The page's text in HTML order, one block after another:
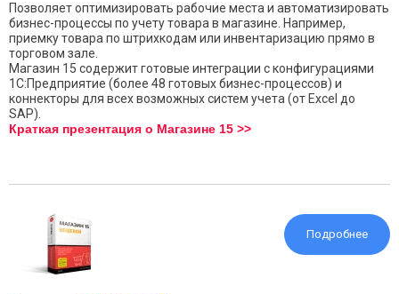
Позволяет оптимизировать рабочие места и автоматизировать
бизнес-процессы по учету товара в магазине. Например,
приемку товара по штрихкодам или инвентаризацию прямо в
торговом зале.
Магазин 15 содержит готовые интеграции с конфигурациями
1С:Предприятие (более 48 готовых бизнес-процессов) и
коннекторы для всех возможных систем учета (от Excel до
SAP).
Краткая презентация о Магазине 15 >>
Подробнее